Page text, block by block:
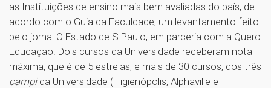
as Instituições de ensino mais bem avaliadas do país, de
acordo com o Guia da Faculdade, um levantamento feito
pelo jornal O Estado de S.Paulo, em parceria com a Quero
Educação. Dois cursos da Universidade receberam nota
máxima, que é de 5 estrelas, e mais de 30 cursos, dos três
campida Universidade (Higienópolis, Alphaville e